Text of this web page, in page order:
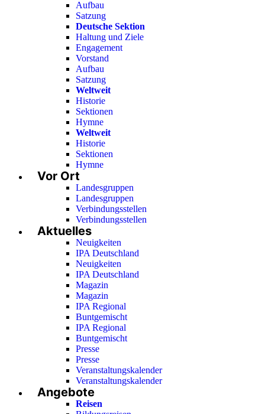
Aufbau
Satzung
Deutsche Sektion
Haltung und Ziele
Engagement
Vorstand
Aufbau
Satzung
Weltweit
Historie
Sektionen
Hymne
Weltweit
Historie
Sektionen
Hymne
Vor Ort
Landesgruppen
Landesgruppen
Verbindungsstellen
Verbindungsstellen
Aktuelles
Neuigkeiten
IPA Deutschland
Neuigkeiten
IPA Deutschland
Magazin
Magazin
IPA Regional
Buntgemischt
IPA Regional
Buntgemischt
Presse
Presse
Veranstaltungskalender
Veranstaltungskalender
Angebote
Reisen